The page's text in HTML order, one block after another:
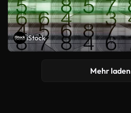
iStock
Mehr laden